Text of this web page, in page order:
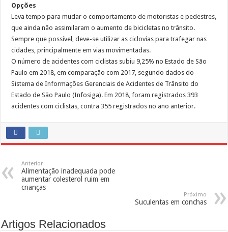
Opções
Leva tempo para mudar o comportamento de motoristas e pedestres,
que ainda não assimilaram o aumento de bicicletas no trânsito.
Sempre que possível, deve-se utilizar as ciclovias para trafegar nas
cidades, principalmente em vias movimentadas.
O número de acidentes com ciclistas subiu 9,25% no Estado de São
Paulo em 2018, em comparação com 2017, segundo dados do
Sistema de Informações Gerenciais de Acidentes de Trânsito do
Estado de São Paulo (Infosiga). Em 2018, foram registrados 393
acidentes com ciclistas, contra 355 registrados no ano anterior.
Anterior
Alimentação inadequada pode
aumentar colesterol ruim em
crianças
Próximo
Suculentas em conchas
Artigos Relacionados